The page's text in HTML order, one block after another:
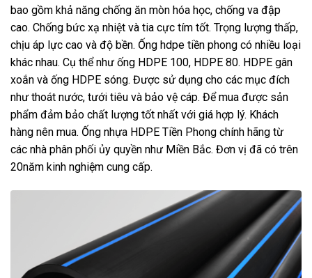
bao gồm khả năng chống ăn mòn hóa học, chống va đập
cao. Chống bức xạ nhiệt và tia cực tím tốt. Trọng lượng thấp,
chịu áp lực cao và độ bền. Ống hdpe tiền phong có nhiều loại
khác nhau. Cụ thể như ống HDPE 100, HDPE 80. HDPE gân
xoắn và ống HDPE sóng. Được sử dụng cho các mục đích
như thoát nước, tưới tiêu và bảo vệ cáp. Để mua được sản
phẩm đảm bảo chất lượng tốt nhất với giá hợp lý. Khách
hàng nên mua. Ống nhựa HDPE Tiền Phong chính hãng từ
các nhà phân phối ủy quyền như Miền Bắc. Đơn vị đã có trên
20năm kinh nghiệm cung cấp.